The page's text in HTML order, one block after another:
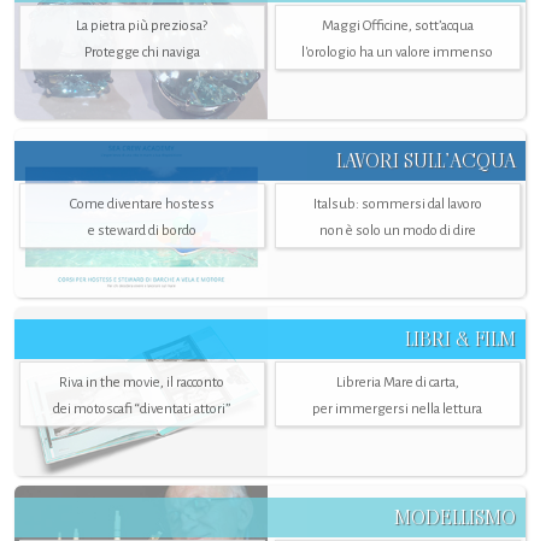
La pietra più preziosa?
Protegge chi naviga
Maggi Officine, sott’acqua
l'orologio ha un valore immenso
LAVORI SULL’ACQUA
Come diventare hostess
e steward di bordo
Italsub: sommersi dal lavoro
non è solo un modo di dire
LIBRI & FILM
Riva in the movie, il racconto
dei motoscafi “diventati attori”
Libreria Mare di carta,
per immergersi nella lettura
MODELLISMO